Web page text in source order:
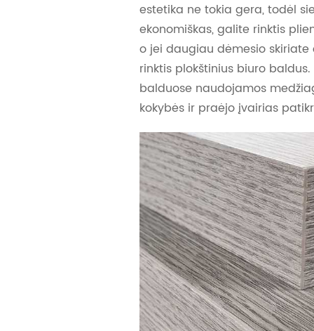
estetika ne tokia gera, todėl
ekonomiškas, galite rinktis
o jei daugiau dėmesio skiriate
rinktis plokštinius biuro baldus.
balduose naudojamos
kokybės ir praėjo įvairias